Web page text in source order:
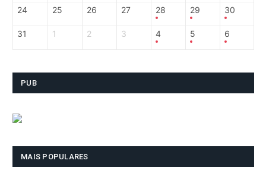
24 25 26 27 28 29 30
31 1 2 3 4 5 6
PUB
MAIS POPULARES